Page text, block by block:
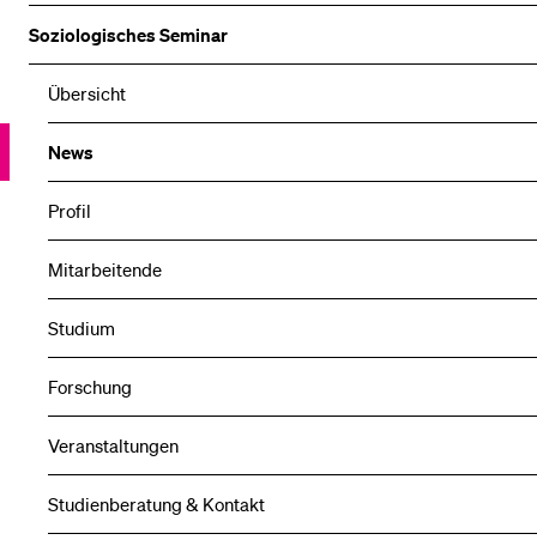
Soziologisches Seminar
Übersicht
News
Profil
Mitarbeitende
Studium
Forschung
Veranstaltungen
Studienberatung & Kontakt